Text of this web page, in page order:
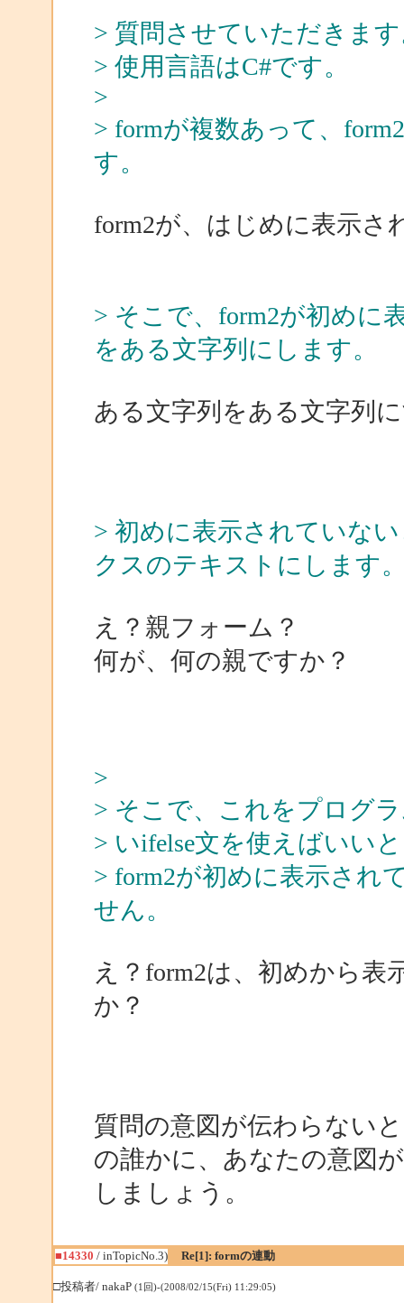
> 質問させていただきま
> 使用言語はC#です。
>
> formが複数あって、
す。
form2が、はじめに表示さ
> そこで、form2が初めに
をある文字列にします。
ある文字列をある文字列
> 初めに表示されていな
クスのテキストにします
え？親フォーム？
何が、何の親ですか？
>
> そこで、これをプログ
> いifelse文を使えばいい
> form2が初めに表示され
せん。
え？form2は、初めから
か？
質問の意図が伝わらない
の誰かに、あなたの意図
しましょう。
■14330 / inTopicNo.3) Re[1]: formの連動
□投稿者/ nakaP (1回)-(2008/02/15(Fri) 11:29:05)